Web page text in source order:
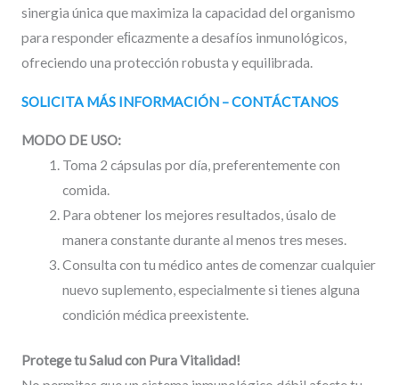
sinergia única que maximiza la capacidad del organismo
para responder eﬁcazmente a desafíos inmunológicos,
ofreciendo una protección robusta y equilibrada.
SOLICITA MÁS INFORMACIÓN – CONTÁCTANOS
MODO DE USO:
Toma 2 cápsulas por día, preferentemente con
comida.
Para obtener los mejores resultados, úsalo de
manera constante durante al menos tres meses.
Consulta con tu médico antes de comenzar cualquier
nuevo suplemento, especialmente si tienes alguna
condición médica preexistente.
Protege tu Salud con Pura Vitalidad!